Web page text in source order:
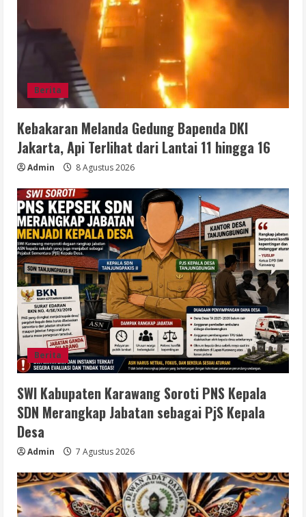
Berita
Kebakaran Melanda Gedung Bapenda DKI
Jakarta, Api Terlihat dari Lantai 11 hingga 16
Admin 8 Agustus 2026
Berita
SWI Kabupaten Karawang Soroti PNS Kepala
SDN Merangkap Jabatan sebagai PjS Kepala
Desa
Admin 7 Agustus 2026